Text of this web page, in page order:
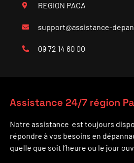
REGION PACA
support@assistance-
09 72 14 60 00
Assistance 24/7 région
Notre assistance est toujours
répondre à vos besoins en
quelle que soit l’heure ou le jour